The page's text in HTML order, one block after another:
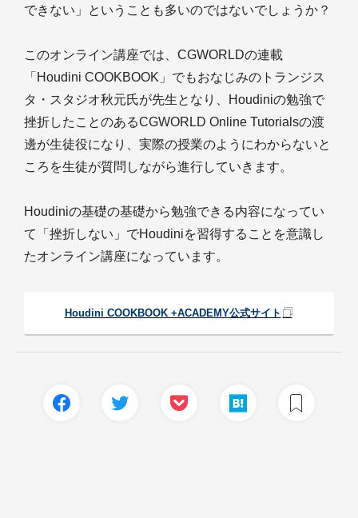
できない」ということも多いのではないでしょうか？
このオンライン講座では、CGWORLDの連載
「Houdini COOKBOOK」でもおなじみのトランジス
タ・スタジオ秋元氏が先生となり、Houdiniの勉強で
挫折したことのあるCGWORLD Online Tutorialsの渡
邊が生徒役になり、実際の授業のようにわからないと
ころを生徒が質問しながら進行していきます。
Houdiniの基礎の基礎から勉強できる内容になってい
て「挫折しない」でHoudiniを習得することを意識し
たオンライン講座になっています。
Houdini COOKBOOK +ACADEMY公式サイト